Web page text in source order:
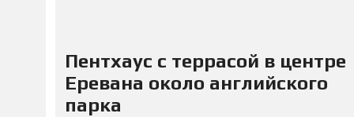
Пентхаус с террасой в центре
Еревана около английского
парка